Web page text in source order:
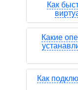
Как
Какие
Как